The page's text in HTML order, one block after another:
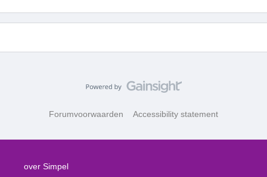
Forumvoorwaarden Accessibility statement
over Simpel